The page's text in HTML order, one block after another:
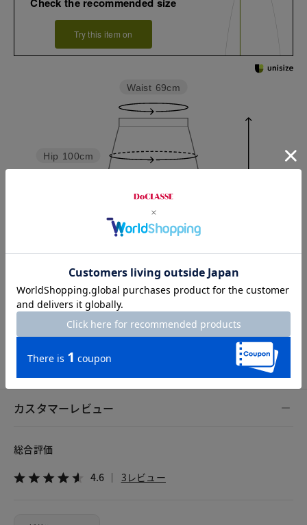
Try this item on
Hip 100cm
Waist 69cm
7号 9号 11号 13号
カスタマーレビュー
総合評価
4.6 3レビュー